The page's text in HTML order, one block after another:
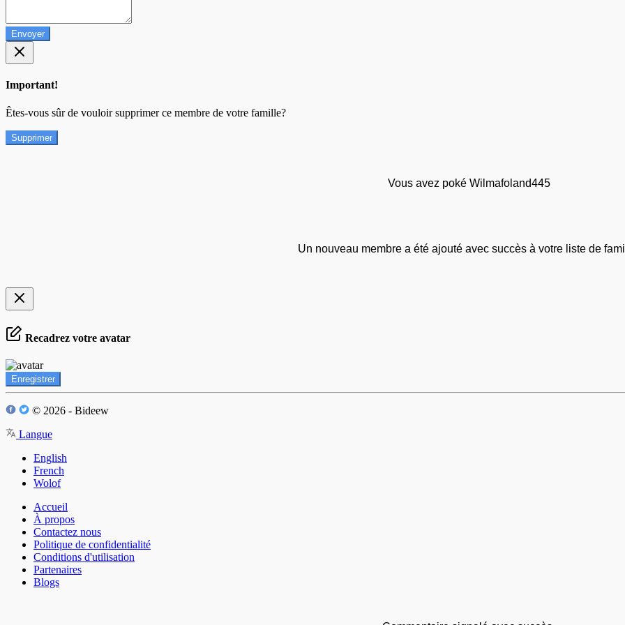
Envoyer
Important!
Êtes-vous sûr de vouloir supprimer ce membre de votre famille?
Supprimer
Vous avez poké Wilmafoland445
Un nouveau membre a été ajouté avec succès à votre liste de
Recadrez votre avatar
Enregistrer
© 2026 - Bideew
Langue
English
French
Wolof
Accueil
À propos
Contactez nous
Politique de confidentialité
Conditions d'utilisation
Partenaires
Blogs